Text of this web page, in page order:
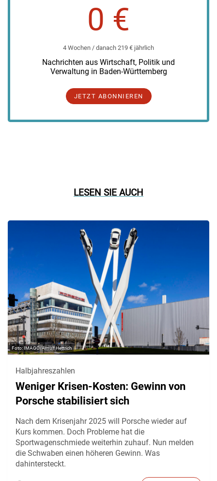
0 €
4 Wochen / danach 219 € jährlich
Nachrichten aus Wirtschaft, Politik und
Verwaltung in Baden-Württemberg
JETZT ABONNIEREN
LESEN SIE AUCH
IMAGO/Arnulf Hettrich
Halbjahreszahlen
Weniger Krisen-Kosten: Gewinn von
Porsche stabilisiert sich
Nach dem Krisenjahr 2025 will Porsche wieder auf
Kurs kommen. Doch Probleme hat die
Sportwagenschmiede weiterhin zuhauf. Nun melden
die Schwaben einen höheren Gewinn. Was
dahintersteckt.